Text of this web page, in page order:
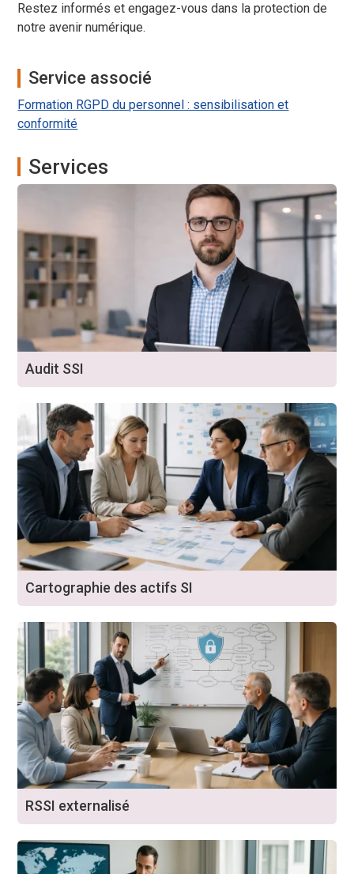
Restez informés et engagez-vous dans la protection de
notre avenir numérique.
Service associé
Formation RGPD du personnel : sensibilisation et
conformité
Services
Audit SSI
Cartographie des actifs SI
RSSI externalisé